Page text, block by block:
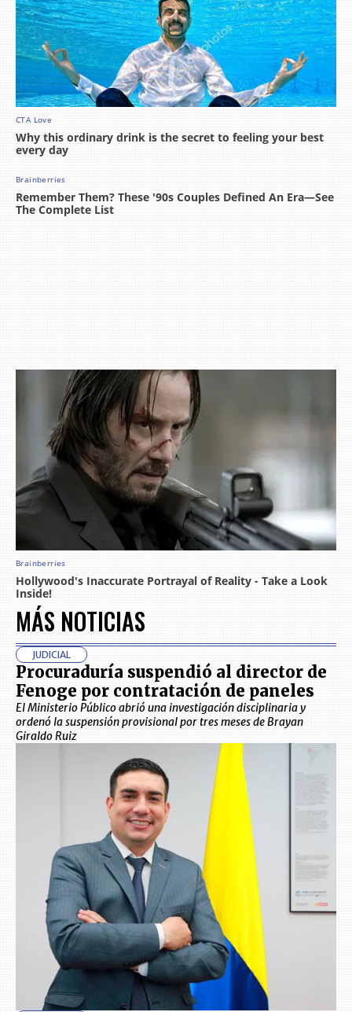
MÁS NOTICIAS
JUDICIAL
Procuraduría suspendió al director de
Fenoge por contratación de paneles
El Ministerio Público abrió una investigación disciplinaria y
ordenó la suspensión provisional por tres meses de Brayan
Giraldo Ruiz